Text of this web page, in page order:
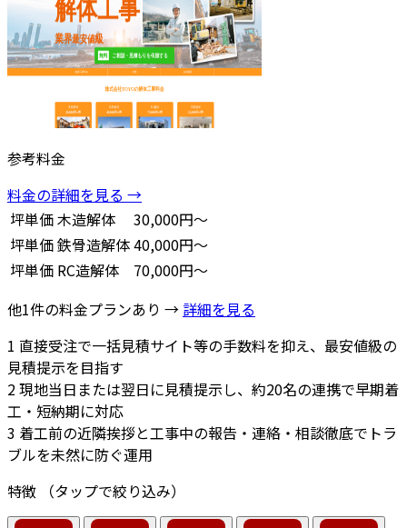
参考料金
料金の詳細を見る →
坪単価木造解体
30,000円～
坪単価鉄骨造解体40,000円～
坪単価 RC造解体
70,000円～
他1件の料金プランあり → 詳細を見る
1 直接受注で一括見積サイト等の手数料を抑え、最安値級の
見積提示を目指す
2現地当日または翌日に見積提示し、約20名の連携で早期着
工・短納期に対応
3 着工前の近隣挨拶と工事中の報告・連絡・相談徹底でトラ
ブルを未然に防ぐ運用
特徴
（タップで絞り込み）